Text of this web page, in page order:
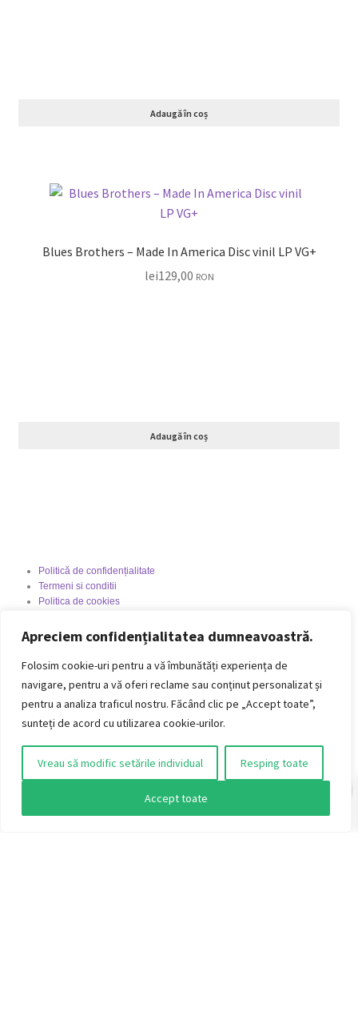
Apreciem confidențialitatea dumneavoastră.
Folosim cookie-uri pentru a vă îmbunătăți experiența de
navigare, pentru a vă oferi reclame sau conținut personalizat și
pentru a analiza traficul nostru. Făcând clic pe „Accept toate”,
sunteți de acord cu utilizarea cookie-urilor.
Vreau să modific setările individual Resping toate
Accept toate
Adaugă în coș
Blues Brothers – Made In America Disc vinil LP VG+
lei129,00 RON
Adaugă în coș
Politică de confidențialitate
Termeni si conditii
Politica de cookies
Politica de plată
AUDIO VINTAGE S.R.L.
Jud. Timiș, Mun. Timișoara, Str. Titan, 4
CUI: 51415401 / J2025016743004
Telefon: +40 722 220 434
0